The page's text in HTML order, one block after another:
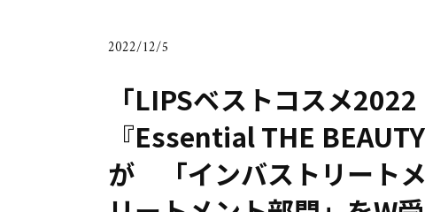
2022/12/5
「LIPSベストコスメ
『Essential THE
が 「インバストリート